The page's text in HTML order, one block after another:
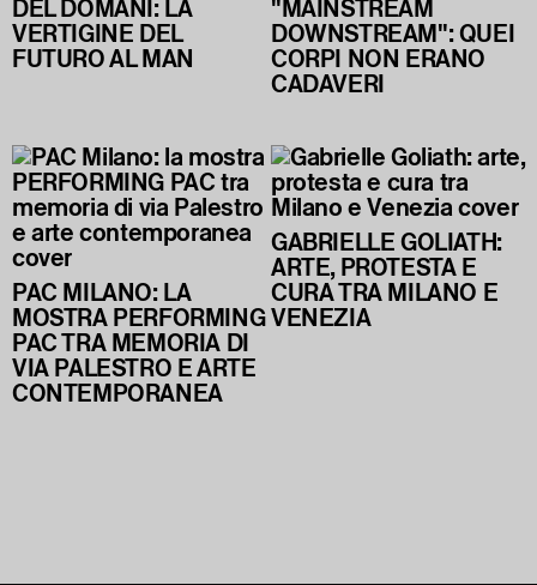
DEL DOMANI: LA
VERTIGINE DEL
FUTURO AL MAN
"MAINSTREAM
DOWNSTREAM": QUEI
CORPI NON ERANO
CADAVERI
PAC MILANO: LA
MOSTRA PERFORMING
PAC TRA MEMORIA DI
VIA PALESTRO E ARTE
CONTEMPORANEA
GABRIELLE GOLIATH:
ARTE, PROTESTA E
CURA TRA MILANO E
VENEZIA